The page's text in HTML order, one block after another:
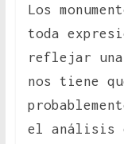
Los
toda
reflejar
nos tiene
el análisis